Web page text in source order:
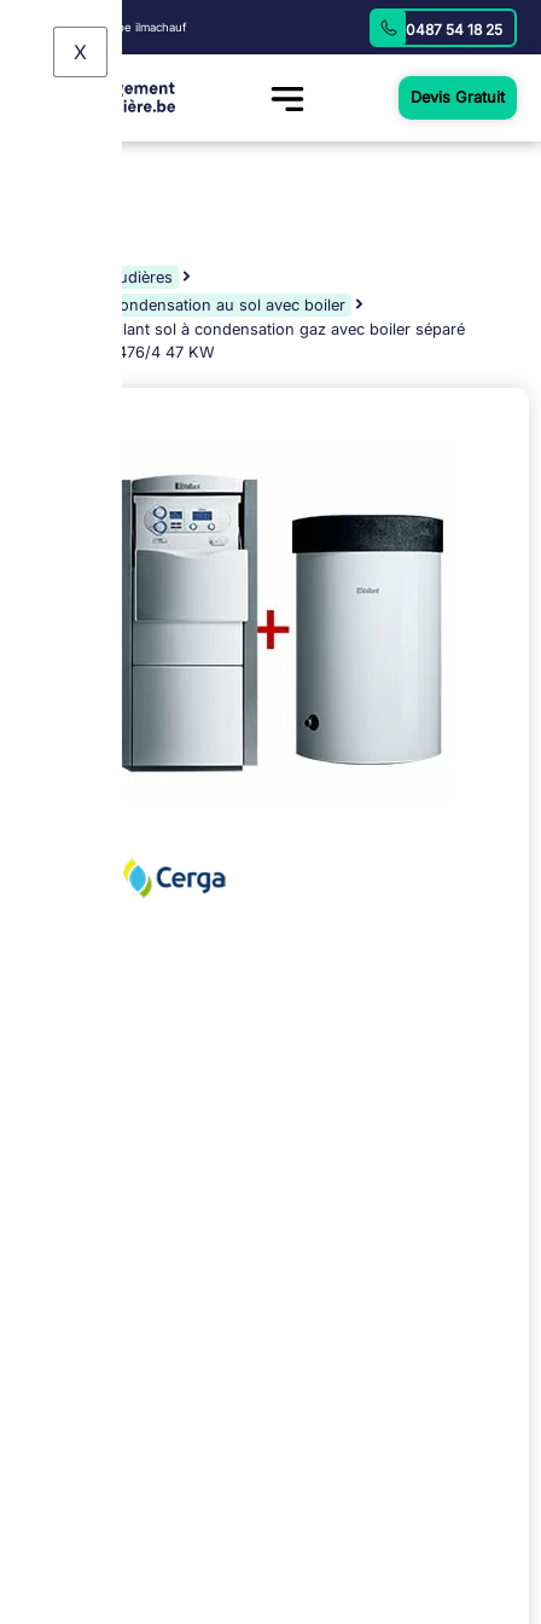
Fourni par: Groupe ilmachauf 0487 54 18 25
X
Devis Gratuit
Chaudières
Chaudière à condensation au sol avec boiler
Chaudière Vaillant sol à condensation gaz avec boiler séparé
ECOVIT VKK 476/4 47 KW